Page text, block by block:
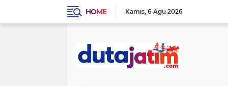
HOME Kamis 6 Agu 2026